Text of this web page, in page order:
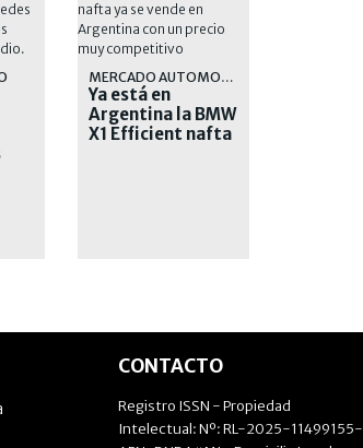
MERCADO AUTOMOTOR
Ya está en
Argentina la BMW
X1 Efficient nafta
CONTACTO
Registro ISSN - Propiedad
Intelectual: Nº: RL-2025-11499155-